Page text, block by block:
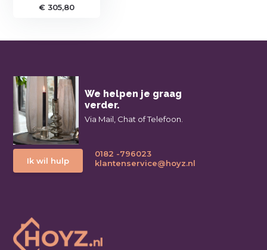
€ 305,80
We helpen je graag
verder.
Via Mail, Chat of Telefoon.
Ik wil hulp
0182 -796023
klantenservice@hoyz.nl